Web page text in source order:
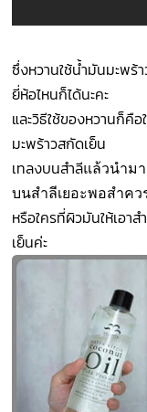
ซึ่งหวานใช้น้ำมันมะพร้
ยี่ห้อไหนก็ได้นะคะ
และวิธีใช้ของหวานก็คื
มะพร้าวสกัดเย็น
เทลงบนสำลีแล้วนำม
บนสำลีเยอะพอสำคว
หรือใครที่ผิวมันให้เอา
เย็นค่ะ